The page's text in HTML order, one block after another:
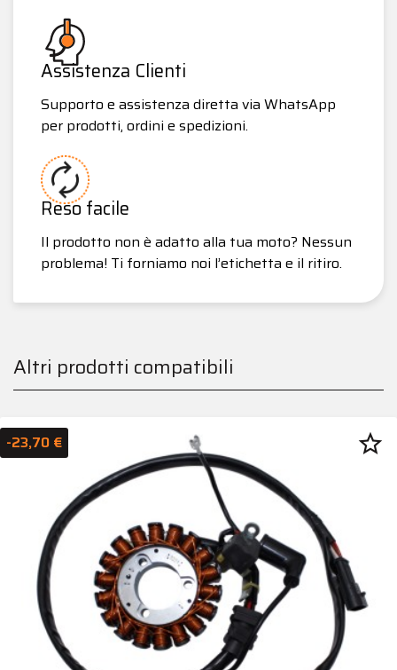
Assistenza Clienti
Supporto e assistenza diretta via WhatsApp
per prodotti, ordini e spedizioni.
Reso facile
Il prodotto non è adatto alla tua moto? Nessun
problema! Ti forniamo noi l’etichetta e il ritiro.
Altri prodotti compatibili
-23,70 € star_border